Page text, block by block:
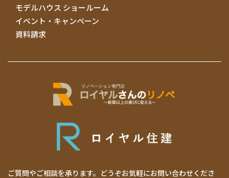
モデルハウス ショールーム
イベント・キャンペーン
資料請求
ご質問やご相談を承ります。どうぞお気軽にお問い合わせくださ